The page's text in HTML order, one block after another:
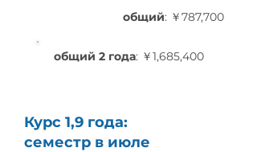
общий: ￥787,700
общий 2 года: ￥1,685,400
Курс 1,9 года:
семестр в июле